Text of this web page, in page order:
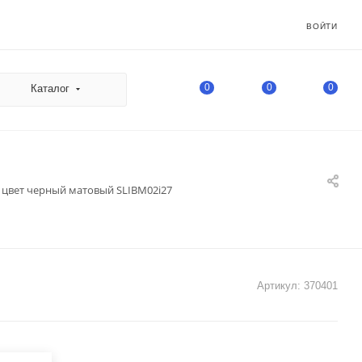
ВОЙТИ
Каталог 0 0 0
черный матовый SLIBM02i27
Артикул: 370401